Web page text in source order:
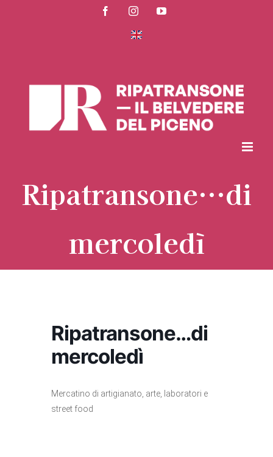
FacebookInstagramYouTube
Ripatransone…di
mercoledì
Ripatransone…di
mercoledì
Mercatino di artigianato, arte, laboratori e
street food